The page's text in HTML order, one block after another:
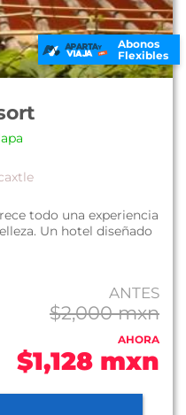
Abonos
Flexibles
todo una experiencia
Un hotel diseñado
ANTES
$2,000 mxn
AHORA
$1,128 mxn